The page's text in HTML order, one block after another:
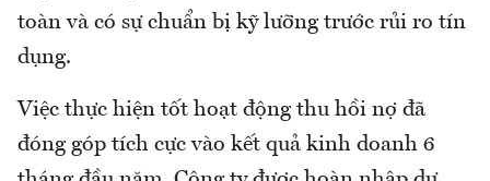
toàn và có sự chuẩn bị kỹ lưỡng trước rủi ro tín
dụng.
Việc thực hiện tốt hoạt động thu hồi nợ đã
đóng góp tích cực vào kết quả kinh doanh 6